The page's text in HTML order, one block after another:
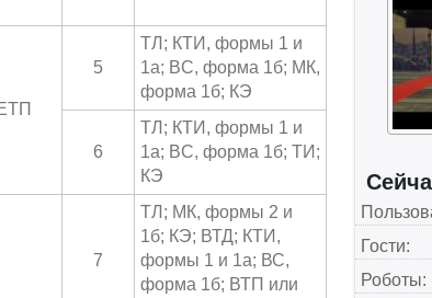
5
ТЛ; КТИ, формы 1 и
1а; BC, форма 1б; МК,
форма 1б; КЭ
6
ТЛ; КТИ, формы 1 и
1а; BC, форма 1б; ТИ;
КЭ
7
ТЛ; МК, формы 2 и
1б; КЭ; ВТД; КТИ,
формы 1 и 1а; ВС,
форма 1б; ВТП или
Гости:
Роботы: